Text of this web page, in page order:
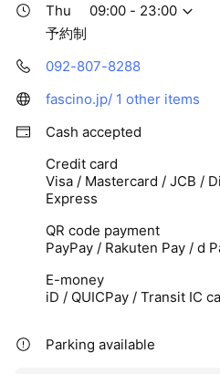
📸 ブライダル・ポートレート
業務内容: 婚礼前撮り、各種記
報酬: 日給15,000円～35,000円
求める人物像: 写真への情熱と
方。コミュニケーション能力
を引き出せる方。即戦力とし
💄 美容師・ヘアメイク・着付
業務内容: 婚礼前撮り、成人式
イク、着付け全般、及び撮影
報酬: 日額5,000円〜35,000円
Thu
09:00 - 23:00
予約制
092-807-8288
fascino.jp/ 1 other items
Cash accepted
Credit card
Visa / Mastercard / JCB /
Express
QR code payment
PayPay / Rakuten Pay / d
E-money
iD / QUICPay / Transit IC
Parking available